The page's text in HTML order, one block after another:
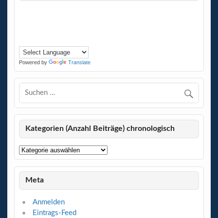
Powered by Translate
Kategorien (Anzahl Beiträge) chronologisch
Kategorien
(Anzahl
chronologisch
Meta
Anmelden
Eintrags-Feed